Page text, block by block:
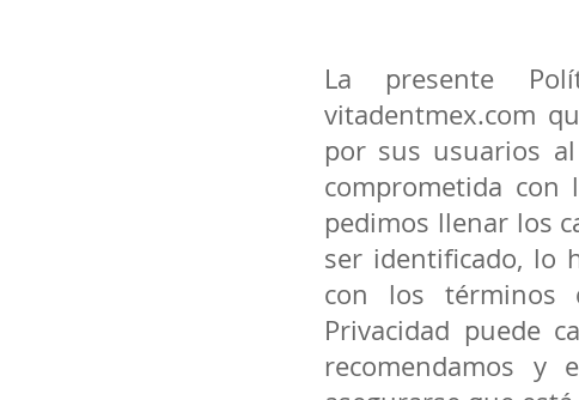
La presente
vitadentmex.com
por sus usuarios
comprometida
pedimos llenar los
ser identificado, lo
con los términos
Privacidad puede
recomendamos y